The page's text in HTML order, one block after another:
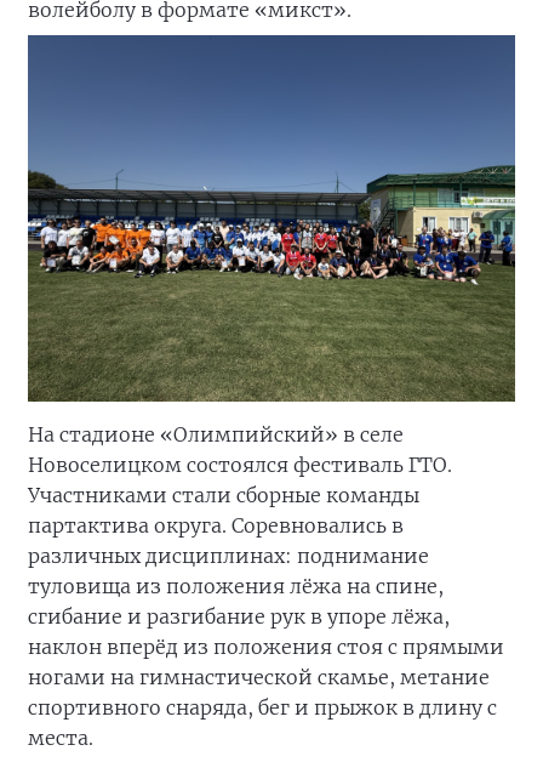
волейболу в формате «микст».
На стадионе «Олимпийский» в селе
Новоселицком состоялся фестиваль ГТО.
Участниками стали сборные команды
партактива округа. Соревновались в
различных дисциплинах: поднимание
туловища из положения лёжа на спине,
сгибание и разгибание рук в упоре лёжа,
наклон вперёд из положения стоя с прямыми
ногами на гимнастической скамье, метание
спортивного снаряда, бег и прыжок в длину с
места.